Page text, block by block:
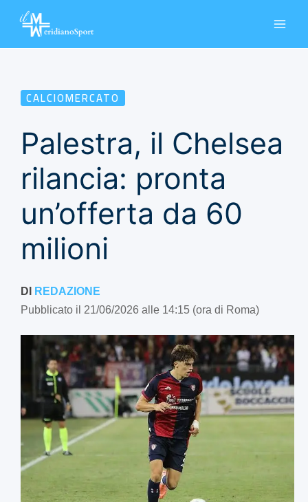
CALCIOMERCATO
Palestra, il Chelsea
rilancia: pronta
un’offerta da 60
milioni
DI REDAZIONE
Pubblicato il 21/06/2026 alle 14:15 (ora di Roma)